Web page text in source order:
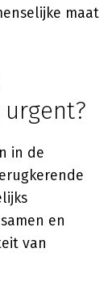
maat
in de
en
van